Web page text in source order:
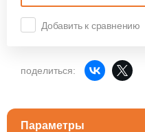
Добавить к сравнению
поделиться:
Параметры